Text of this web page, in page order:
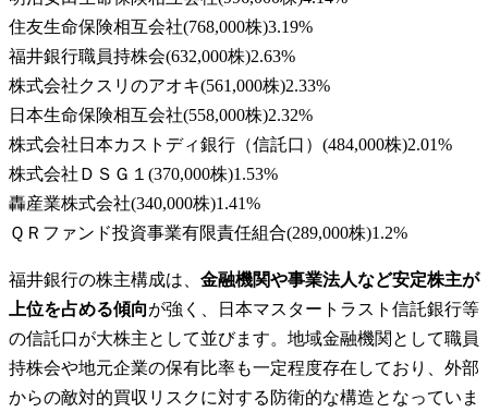
住友生命保険相互会社(768,000株)3.19%
福井銀行職員持株会(632,000株)2.63%
株式会社クスリのアオキ(561,000株)2.33%
日本生命保険相互会社(558,000株)2.32%
株式会社日本カストディ銀行（信託口） (484,000株)2.01%
株式会社ＤＳＧ１ (370,000株)1.53%
轟産業株式会社(340,000株)1.41%
ＱＲファンド投資事業有限責任組合(289,000株)1.2%
福井銀行の株主構成は、 金融機関や事業法人など安定株主が
上位を占める傾向が強く、日本マスタートラスト信託銀行等
の信託口が大株主として並びます。地域金融機関として職員
持株会や地元企業の保有比率も一定程度存在しており、外部
からの敵対的買収リスクに対する防衛的な構造となっていま